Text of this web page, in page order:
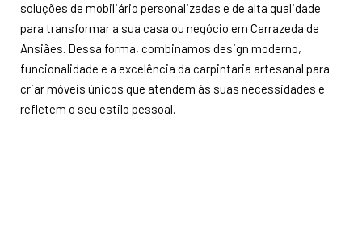
soluções de mobiliário personalizadas e de alta qualidade
para transformar a sua casa ou negócio em Carrazeda de
Ansiães. Dessa forma, combinamos design moderno,
funcionalidade e a excelência da carpintaria artesanal para
criar móveis únicos que atendem às suas necessidades e
refletem o seu estilo pessoal.